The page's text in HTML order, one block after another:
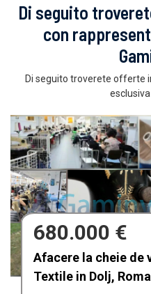
Di seguito
con
Di seguito troverete offerte
680.000 €
Afacere la cheie de
Textile in Dolj,